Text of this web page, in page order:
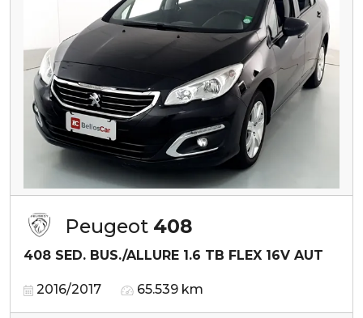
Peugeot 408
408 SED. BUS./ALLURE 1.6 TB FLEX 16V AUT
2016/2017 65.539 km